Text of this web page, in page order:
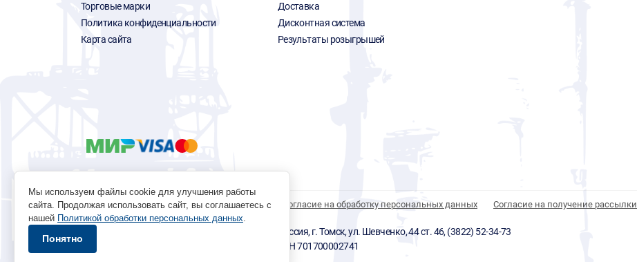
Торговые марки
Политика конфиденциальности
Карта сайта
Доставка
Дисконтная система
Результаты розыгрышей
Политика обработки персональных данных Согласие на обработку персональных данных Согласие на получение рассылки
© 1996 - 2026 инструмент парк «Мастер Плюс» Россия, г. Томск, ул. Шевченко, 44 ст. 46, (3822) 52-34-73
okp@masterplus.tomsk.ru ИП Брусницын Д.Н. ИНН 701700002741
Мы используем файлы cookie для улучшения работы
сайта. Продолжая использовать сайт, вы соглашаетесь с
нашей Политикой обработки персональных данных.
Понятно